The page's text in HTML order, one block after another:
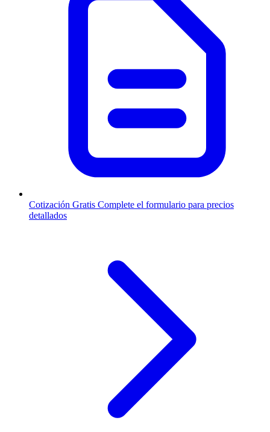
Cotización Gratis Complete el formulario para precios
detallados